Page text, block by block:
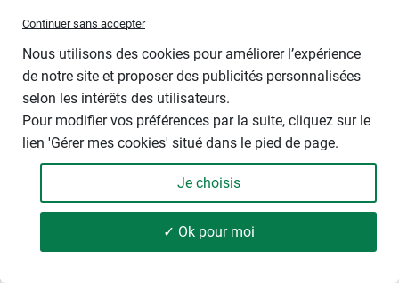
Les bienfaits de l’huile d’olive
Surnommée « l’élixir des dieux », l’huile d’olive est
appréciée pour son goût unique et ses nombreuses
vertus santé. Ses amateurs conseillent d’en
consommer une à deux cuillères à soupe par jour.…
Continuer sans accepter
Nous utilisons des cookies pour améliorer l’expérience
de notre site et proposer des publicités personnalisées
selon les intérêts des utilisateurs.
Pour modifier vos préférences par la suite, cliquez sur le
lien 'Gérer mes cookies' situé dans le pied de page.
Je choisis
✓ Ok pour moi